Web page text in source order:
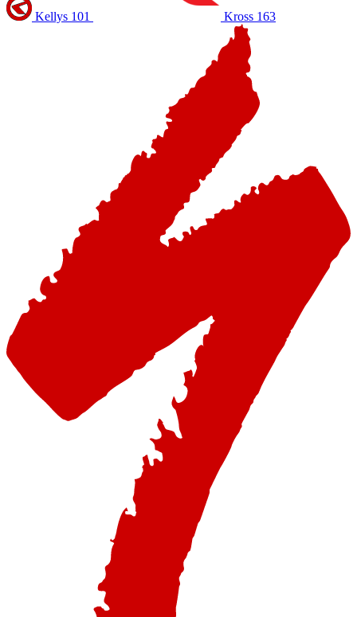
Kellys 101 Kross 163